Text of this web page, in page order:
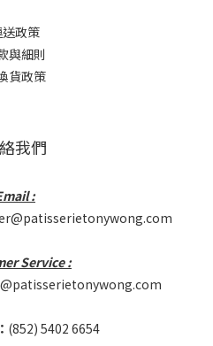
政策
與細則
貨政策
我們
:
Service :
(852) 5402 6654